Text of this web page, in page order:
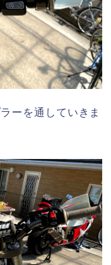
ーを通していきま